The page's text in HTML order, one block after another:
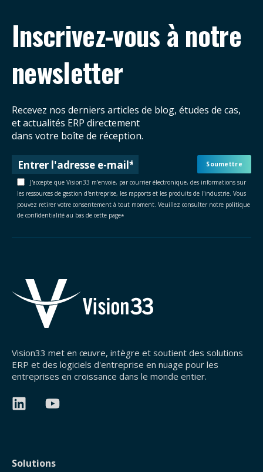
Inscrivez-vous à notre
newsletter
Recevez nos derniers articles de blog, études de cas,
et actualités ERP directement
dans votre boîte de réception.
J'accepte que Vision33 m'envoie, par courrier électronique, des informations sur
les ressources de gestion d'entreprise, les rapports et les produits de l'industrie. Vous
pouvez retirer votre consentement à tout moment. Veuillez consulter notre politique
de confidentialité au bas de cette page*
Vision33 met en œuvre, intègre et soutient des solutions
ERP et des logiciels d'entreprise en nuage pour les
entreprises en croissance dans le monde entier.
Solutions